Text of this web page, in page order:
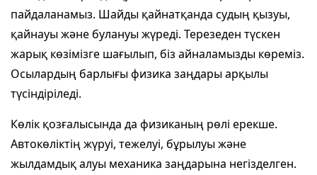
пайдаланамыз. Шайды қайнатқанда судың қызуы,
қайнауы және булануы жүреді. Терезеден түскен
жарық көзімізге шағылып, біз айналамызды көреміз.
Осылардың барлығы физика заңдары арқылы
түсіндіріледі.
Көлік қозғалысында да физиканың рөлі ерекше.
Автокөліктің жүруі, тежелуі, бұрылуы және
жылдамдық алуы механика заңдарына негізделген.